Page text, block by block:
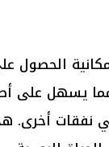
الحصول
يسهل على
أخرى.